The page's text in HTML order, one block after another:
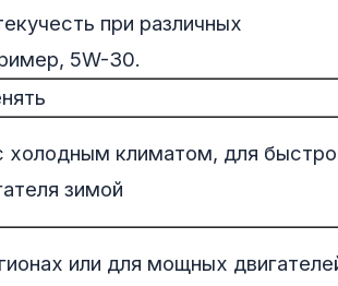
при различных
5W-30.
холодным климатом, для
зимой
или для мощных